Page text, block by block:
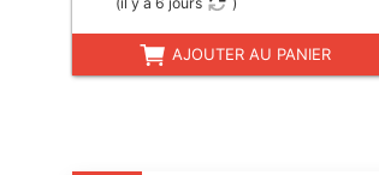
AJOUTER AU PANIER